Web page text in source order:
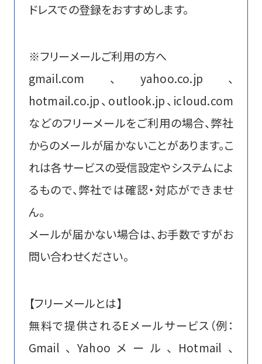
ドレスでの登録をおすすめします。
※フリーメールご利用の方へ
gmail.com、yahoo.co.jp、
hotmail.co.jp、outlook.jp、icloud.com
などのフリーメールをご利用の場合、弊社
からのメールが届かないことがあります。こ
れは各サービスの受信設定やシステムによ
るもので、弊社では確認・対応ができませ
ん。
メールが届かない場合は、お手数ですがお
問い合わせください。
【フリーメールとは】
無料で提供されるEメールサービス（例：
Gmail、Yahooメール、Hotmail、